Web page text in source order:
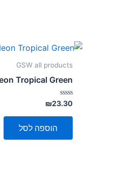
GSW all products
Tropical Green
דורג
0
מתוך
₪23.30
הוספה לסל